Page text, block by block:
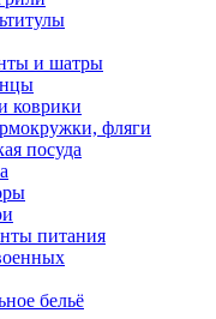
и шатры
коврики
фляги
посуда
питания
бельё